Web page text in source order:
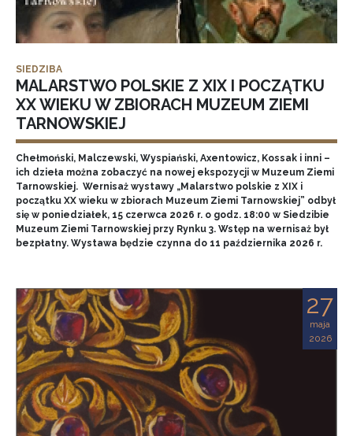
SIEDZIBA
MALARSTWO POLSKIE Z XIX I POCZĄTKU
XX WIEKU W ZBIORACH MUZEUM ZIEMI
TARNOWSKIEJ
Chełmoński, Malczewski, Wyspiański, Axentowicz, Kossak i inni –
ich dzieła można zobaczyć na nowej ekspozycji w Muzeum Ziemi
Tarnowskiej. Wernisaż wystawy „Malarstwo polskie z XIX i
początku XX wieku w zbiorach Muzeum Ziemi Tarnowskiej” odbył
się w poniedziałek, 15 czerwca 2026 r. o godz. 18:00 w Siedzibie
Muzeum Ziemi Tarnowskiej przy Rynku 3. Wstęp na wernisaż był
bezpłatny. Wystawa będzie czynna do 11 października 2026 r.
27
maja
2026